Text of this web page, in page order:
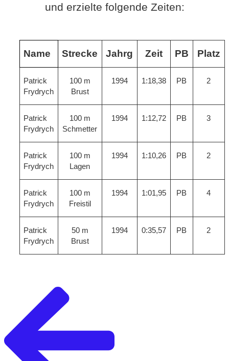
und erzielte folgende Zeiten:
Name Strecke Jahrg Zeit PB Platz
Patrick
Frydrych
100 m
Brust
1994 1:18,38 PB 2
Patrick
Frydrych
100 m
Schmetter
1994 1:12,72 PB 3
Patrick
Frydrych
100 m
Lagen
1994 1:10,26 PB 2
Patrick
Frydrych
100 m
Freistil
1994 1:01,95 PB 4
Patrick
Frydrych
50 m
Brust
1994 0:35,57 PB 2